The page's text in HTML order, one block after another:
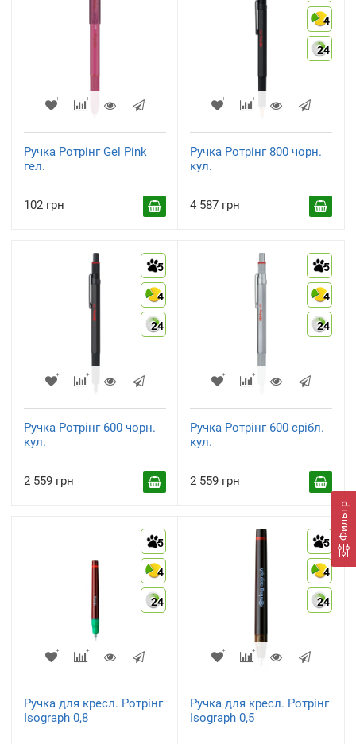
Фильтр
Ручка Ротрінг Gel Pink
гел.
102 грн
4
24
Ручка Ротрінг 800 чорн.
кул.
4 587 грн
5
4
24
Ручка Ротрінг 600 чорн.
кул.
2 559 грн
5
4
24
Ручка Ротрінг 600 срібл.
кул.
2 559 грн
5
4
24
Ручка для кресл. Ротрінг
Isograph 0,8
5
4
24
Ручка для кресл. Ротрінг
Isograph 0,5